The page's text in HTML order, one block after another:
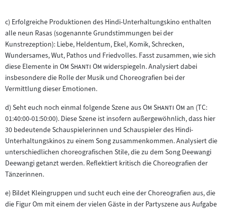
c) Erfolgreiche Produktionen des Hindi-Unterhaltungskino enthalten
alle neun Rasas (sogenannte Grundstimmungen bei der
Kunstrezeption): Liebe, Heldentum, Ekel, Komik, Schrecken,
Wundersames, Wut, Pathos und Friedvolles. Fasst zusammen, wie sich
diese Elemente in "
Om Shanti Om "widerspiegeln. Analysiert dabei
insbesondere die Rolle der Musik und Choreografien bei der
Vermittlung dieser Emotionen.
d) Seht euch noch einmal folgende Szene aus"
Om Shanti Om "an (TC:
01:40:00-01:50:00). Diese Szene ist insofern außergewöhnlich, dass hier
30 bedeutende Schauspielerinnen und Schauspieler des Hindi-
Unterhaltungskinos zu einem Song zusammenkommen. Analysiert die
unterschiedlichen choreografischen Stile, die zu dem Song Deewangi
Deewangi getanzt werden. Reflektiert kritisch die Choreografien der
Tänzerinnen.
e) Bildet Kleingruppen und sucht euch eine der Choreografien aus, die
die Figur Om mit einem der vielen Gäste in der Partyszene aus Aufgabe